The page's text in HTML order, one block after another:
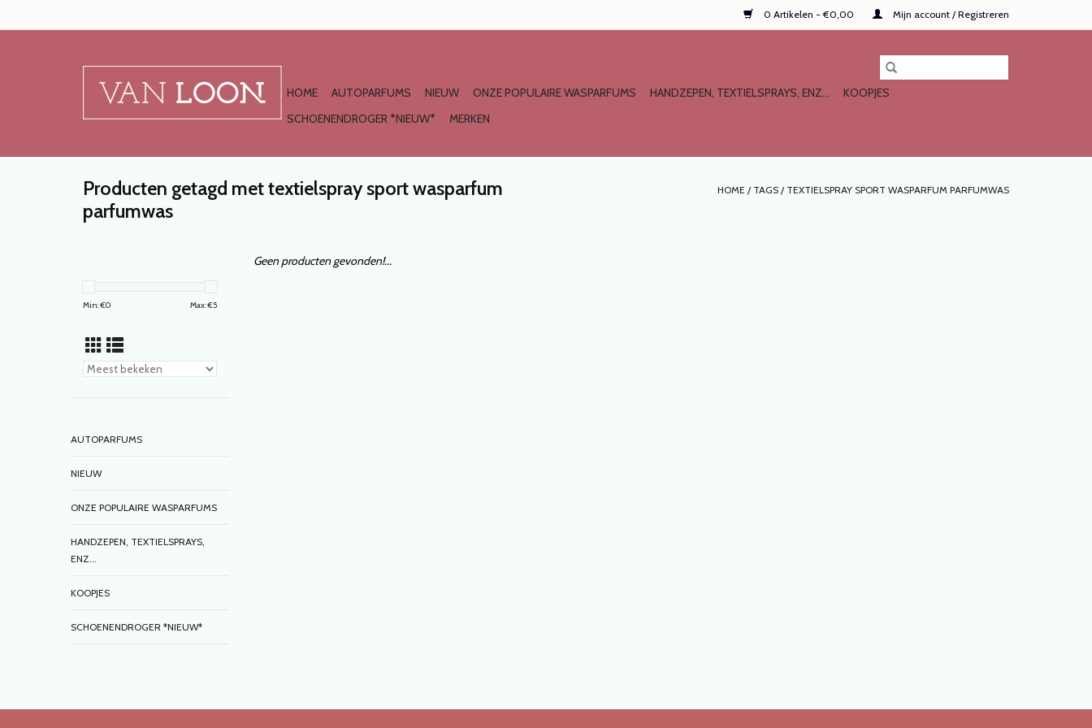
0 Artikelen - €0,00 Mijn account / Registreren
HOME AUTOPARFUMS NIEUW ONZE POPULAIRE WASPARFUMS HANDZEPEN, TEXTIELSPRAYS, ENZ...
KOOPJES
SCHOENENDROGER *NIEUW*
MERKEN
Producten getagd met textielspray sport wasparfum
parfumwas
HOME / TAGS / TEXTIELSPRAY SPORT WASPARFUM PARFUMWAS
Min: €0 Max: €5
AUTOPARFUMS
NIEUW
ONZE POPULAIRE WASPARFUMS
HANDZEPEN, TEXTIELSPRAYS,
ENZ...
KOOPJES
SCHOENENDROGER *NIEUW*
Geen producten gevonden!...